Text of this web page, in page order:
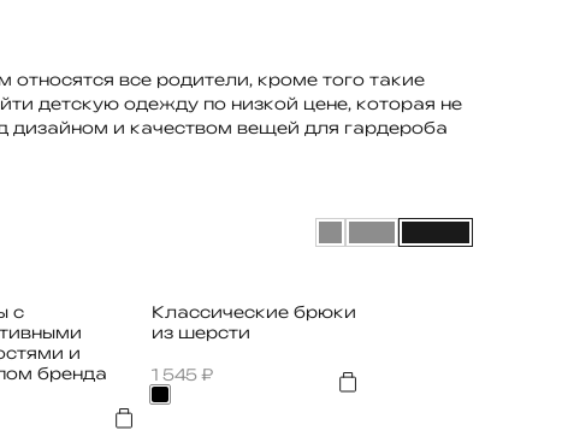
все родители, кроме того такие
детскую одежду по низкой цене, которая не
дизайном и качеством вещей для гардероба
с
и
бренда
Классические брюки
из шерсти
1 545₽